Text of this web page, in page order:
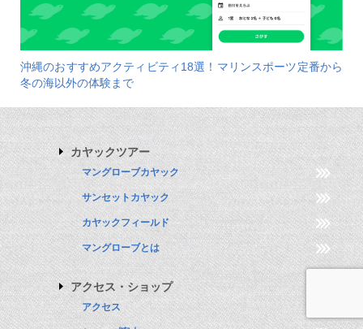
沖縄のおすすめアクティビティ18選！マリンスポーツ定番から
冬の海以外の体験まで
カヤックツアー
マングローブカヤック
サンセットカヤック
カヤックフィールド
マングローブとは
アクセス・ショップ
アクセス